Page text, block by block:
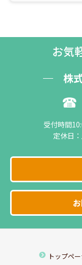
お気
株
受付時間
定休日
トップペ